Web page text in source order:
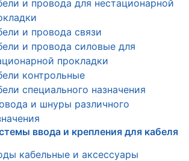
и провода для нестационарной
и провода связи
и провода силовые для
прокладки
контрольные
специального назначения
и шнуры различного
ввода и крепления для кабеля
кабельные и аксессуары